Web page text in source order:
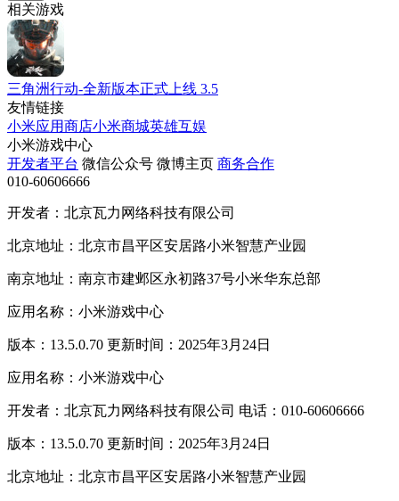
相关游戏
三角洲行动-全新版本正式上线 3.5
友情链接
小米应用商店小米商城英雄互娱
小米游戏中心
开发者平台 微信公众号 微博主页 商务合作
010-60606666
开发者：北京瓦力网络科技有限公司
北京地址：北京市昌平区安居路小米智慧产业园
南京地址：南京市建邺区永初路37号小米华东总部
应用名称：小米游戏中心
版本：13.5.0.70 更新时间：2025年3月24日
应用名称：小米游戏中心
开发者：北京瓦力网络科技有限公司 电话：010-60606666
版本：13.5.0.70 更新时间：2025年3月24日
北京地址：北京市昌平区安居路小米智慧产业园